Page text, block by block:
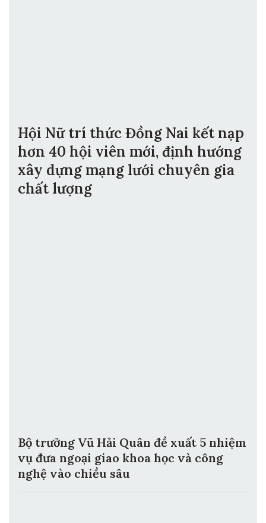
Hội Nữ trí thức Đồng Nai kết nạp
hơn 40 hội viên mới, định hướng
xây dựng mạng lưới chuyên gia
chất lượng
Bộ trưởng Vũ Hải Quân đề xuất 5 nhiệm
vụ đưa ngoại giao khoa học và công
nghệ vào chiều sâu